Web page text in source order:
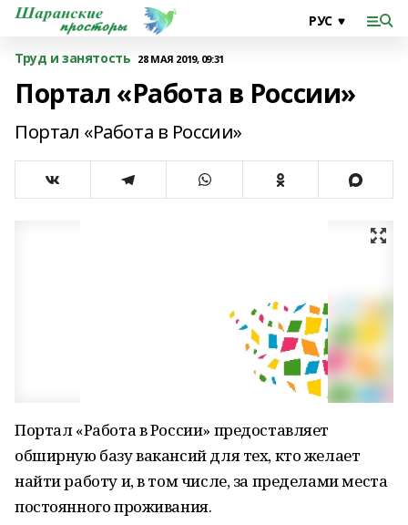
Труд и занятость 28 МАЯ 2019, 09:31
Портал «Работа в России»
Портал «Работа в России»
Портал «Работа в России» предоставляет
обширную базу вакансий для тех, кто желает
найти работу и, в том числе, за пределами места
постоянного проживания.